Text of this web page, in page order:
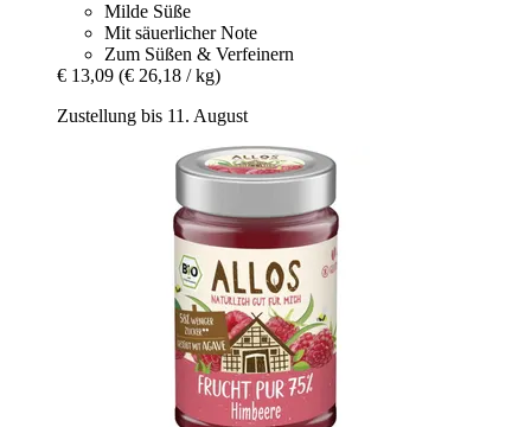
Milde Süße
Mit säuerlicher Note
Zum Süßen & Verfeinern
€ 13,09 (€ 26,18 / kg)
Zustellung bis 11. August